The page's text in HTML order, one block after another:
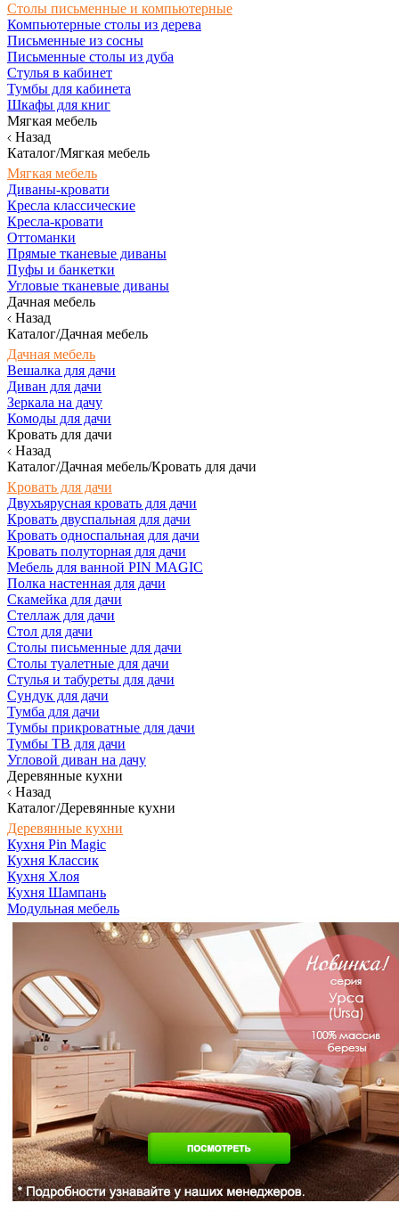
Столы письменные и компьютерные
Компьютерные столы из дерева
Письменные из сосны
Письменные столы из дуба
Стулья в кабинет
Тумбы для кабинета
Шкафы для книг
Мягкая мебель
Назад
Каталог/Мягкая мебель
Мягкая мебель
Диваны-кровати
Кресла классические
Кресла-кровати
Оттоманки
Прямые тканевые диваны
Пуфы и банкетки
Угловые тканевые диваны
Дачная мебель
Назад
Каталог/Дачная мебель
Дачная мебель
Вешалка для дачи
Диван для дачи
Зеркала на дачу
Комоды для дачи
Кровать для дачи
Назад
Каталог/Дачная мебель/Кровать для дачи
Кровать для дачи
Двухъярусная кровать для дачи
Кровать двуспальная для дачи
Кровать односпальная для дачи
Кровать полуторная для дачи
Мебель для ванной PIN MAGIC
Полка настенная для дачи
Скамейка для дачи
Стеллаж для дачи
Стол для дачи
Столы письменные для дачи
Столы туалетные для дачи
Стулья и табуреты для дачи
Сундук для дачи
Тумба для дачи
Тумбы прикроватные для дачи
Тумбы ТВ для дачи
Угловой диван на дачу
Деревянные кухни
Назад
Каталог/Деревянные кухни
Деревянные кухни
Кухня Pin Magic
Кухня Классик
Кухня Хлоя
Кухня Шампань
Модульная мебель